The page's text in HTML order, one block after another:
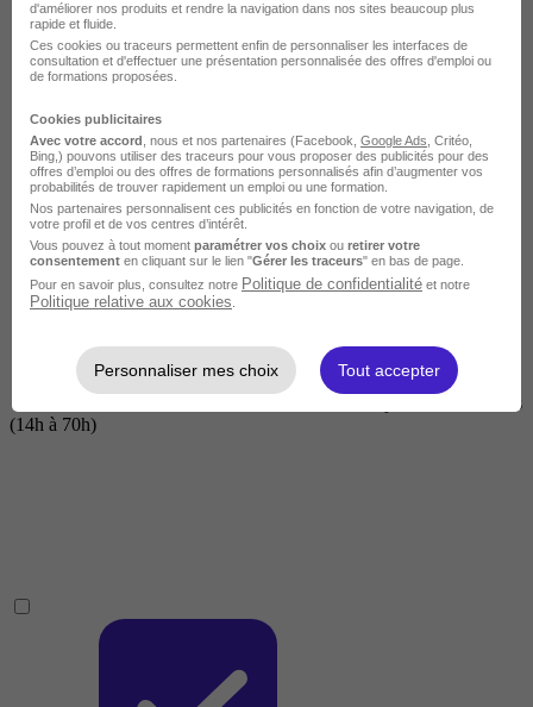
Courte
2 jours à 2 semaines
(14h à 70h)
d'améliorer nos produits et rendre la navigation dans nos sites beaucoup plus
rapide et fluide.
Ces cookies ou traceurs permettent enfin de personnaliser les interfaces de
consultation et d'effectuer une présentation personnalisée des offres d'emploi ou
de formations proposées.
Cookies publicitaires
Avec votre accord , nous et nos partenaires (Facebook, Google Ads , Critéo,
Bing,) pouvons utiliser des traceurs pour vous proposer des publicités pour des
offres d’emploi ou des offres de formations personnalisés afin d’augmenter vos
probabilités de trouver rapidement un emploi ou une formation.
Nos partenaires personnalisent ces publicités en fonction de votre navigation, de
votre profil et de vos centres d’intérêt.
Vous pouvez à tout moment paramétrer vos choix ou retirer votre
consentement en cliquant sur le lien "Gérer les traceurs" en bas de page.
Pour en savoir plus, consultez notre Politique de confidentialité et notre
Politique relative aux cookies
Personnaliser mes choix Tout accepter